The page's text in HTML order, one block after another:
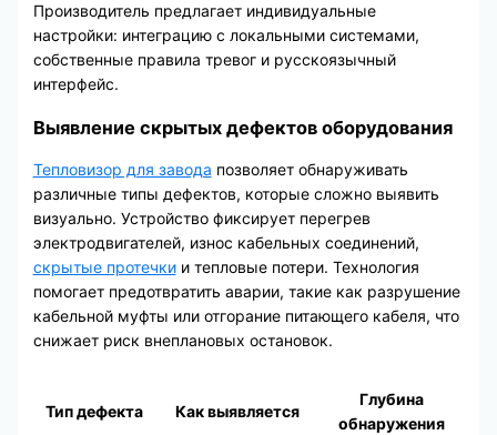
Производитель предлагает индивидуальные
настройки: интеграцию с локальными системами,
собственные правила тревог и русскоязычный
интерфейс.
Выявление скрытых дефектов оборудования
Тепловизор для завода позволяет обнаруживать
различные типы дефектов, которые сложно выявить
визуально. Устройство фиксирует перегрев
электродвигателей, износ кабельных соединений,
скрытые протечкии тепловые потери. Технология
помогает предотвратить аварии, такие как разрушение
кабельной муфты или отгорание питающего кабеля, что
снижает риск внеплановых остановок.
Тип дефекта Как выявляется
Глубина
обнаружения